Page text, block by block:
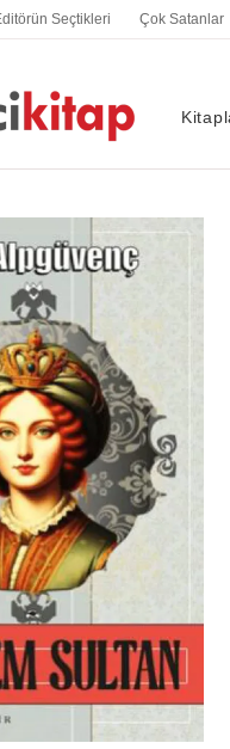
Seçtikleri Çok Satanlar